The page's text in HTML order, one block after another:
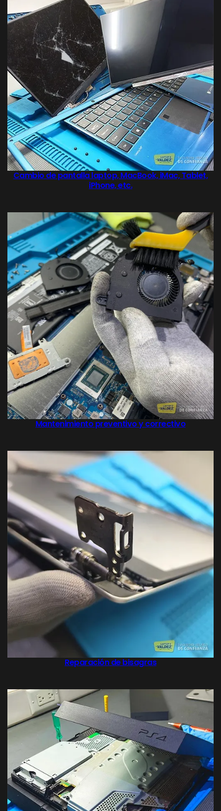
Cambio de pantalla laptop, MacBook, iMac, Tablet,
iPhone, etc.
Mantenimiento preventivo y correctivo
Reparación de bisagras